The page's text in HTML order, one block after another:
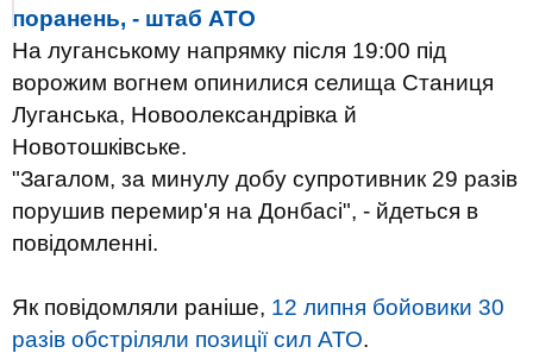
поранень, - штаб АТО
На луганському напрямку після 19:00 під
ворожим вогнем опинилися селища Станиця
Луганська, Новоолександрівка й
Новотошківське.
"Загалом, за минулу добу супротивник 29 разів
порушив перемир'я на Донбасі", - йдеться в
повідомленні.
Як повідомляли раніше, 12 липня бойовики 30
разів обстріляли позиції сил АТО.